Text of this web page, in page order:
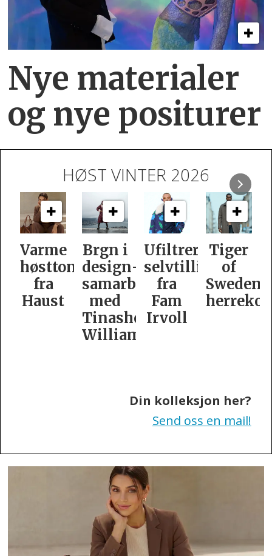
Nye materialer
og nye positurer
HØST VINTER 2026
Brgn i
design­
samarbeid
med
Williamson
Ufiltrert
selvtillit
fra
Fam
Irvoll
Tiger
of
Swedens
herrekolleksjon
Slik
er
dame­
Din kolleksjon her?
Send oss en mail!